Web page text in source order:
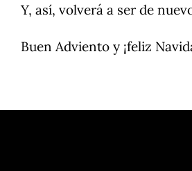
Y, así, volverá a ser de
Buen Adviento y ¡feliz